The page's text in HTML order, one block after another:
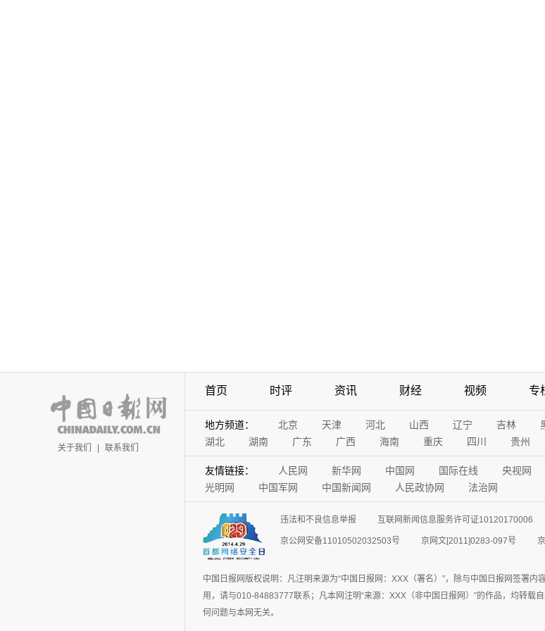
关于我们 | 联系我们
首页 时评 资讯 财经 视频 专
地方频道： 北京 天津 河北 山西 辽宁 吉林
湖北
湖南 广东 广西 海南 重庆 四川 贵州
友情链接： 人民网 新华网 中国网 国际在线 央视网
光明网
中国军网 中国新闻网 人民政协网 法治网
违法和不良信息举报 互联网新闻信息服务许可证10120170006
京公网安备11010502032503号 京网文[2011]0283-097号
中国日报网版权说明：凡注明来源为“中国日报网：XXX（署名）”，除与中国日报网签署
用，请与010-84883777联系；凡本网注明“来源：XXX（非中国日报网）”的作品，均转
何问题与本网无关。